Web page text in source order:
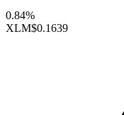
0.84%
XLM$0.1639